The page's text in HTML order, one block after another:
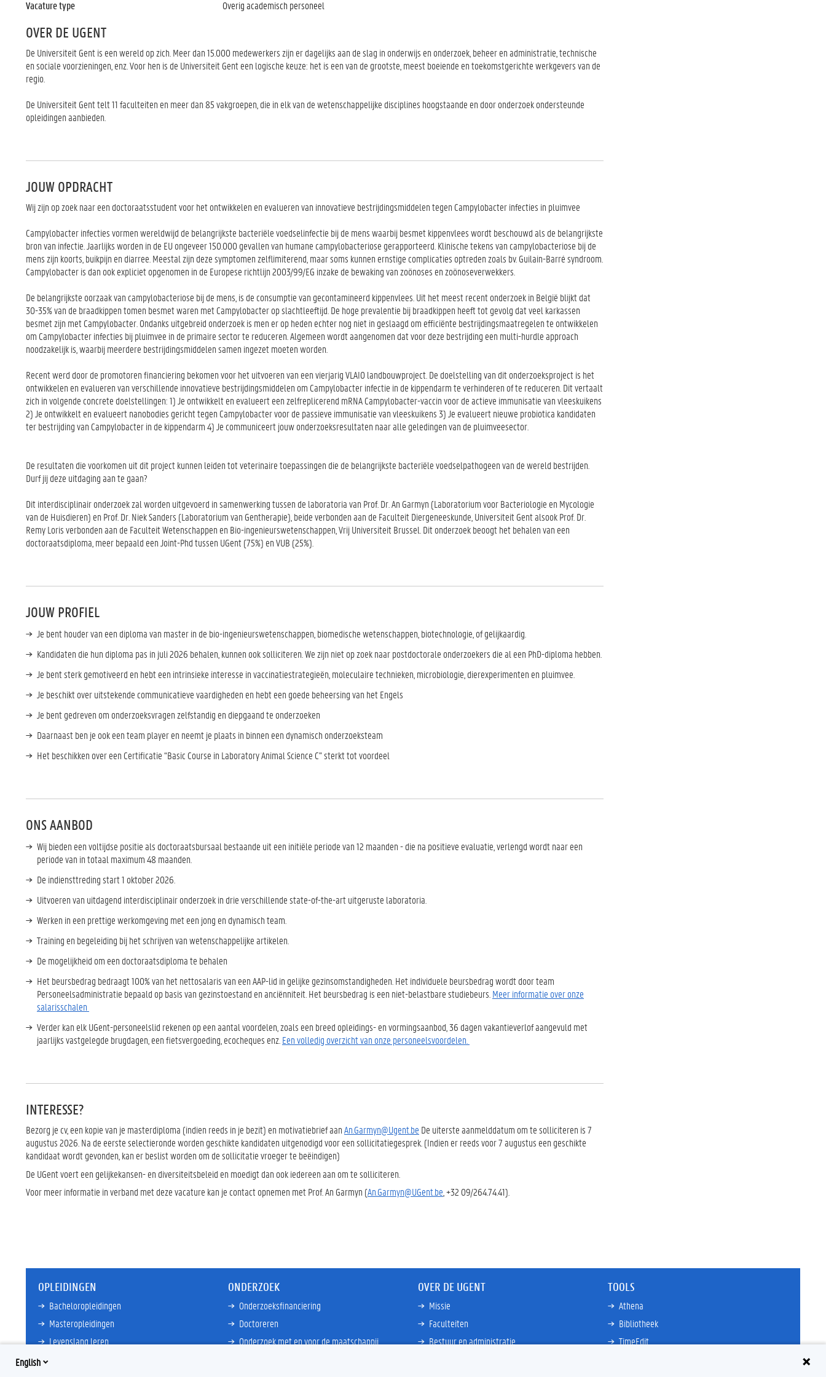
Vacature type
Overig academisch personeel
OVER DE UGENT
De Universiteit Gent is een wereld op zich. Meer dan 15.000 medewerkers zijn er dagelijks aan de slag in onderwijs en onderzoek, beheer en administratie, technische
en sociale voorzieningen, enz. Voor hen is de Universiteit Gent een logische keuze: het is een van de grootste, meest boeiende en toekomstgerichte werkgevers van de
regio.
De Universiteit Gent telt 11 faculteiten en meer dan 85 vakgroepen, die in elk van de wetenschappelijke disciplines hoogstaande en door onderzoek ondersteunde
opleidingen aanbieden.
JOUW OPDRACHT
Wij zijn op zoek naar een doctoraatsstudent voor het ontwikkelen en evalueren van innovatieve bestrijdingsmiddelen tegen Campylobacter infecties in pluimvee
Campylobacter infecties vormen wereldwijd de belangrijkste bacteriële voedselinfectie bij de mens waarbij besmet kippenvlees wordt beschouwd als de belangrijkste
bron van infectie. Jaarlijks worden in de EU ongeveer 150.000 gevallen van humane campylobacteriose gerapporteerd. Klinische tekens van campylobacteriose bij de
mens zijn koorts, buikpijn en diarree. Meestal zijn deze symptomen zelflimiterend, maar soms kunnen ernstige complicaties optreden zoals bv. Guilain-Barré syndroom.
Campylobacter is dan ook expliciet opgenomen in de Europese richtlijn 2003/99/EG inzake de bewaking van zoönoses en zoönoseverwekkers.
De belangrijkste oorzaak van campylobacteriose bij de mens, is de consumptie van gecontamineerd kippenvlees. Uit het meest recent onderzoek in België blijkt dat
30-35% van de braadkippen tomen besmet waren met Campylobacter op slachtleeftijd. De hoge prevalentie bij braadkippen heeft tot gevolg dat veel karkassen
besmet zijn met Campylobacter. Ondanks uitgebreid onderzoek is men er op heden echter nog niet in geslaagd om efficiënte bestrijdingsmaatregelen te ontwikkelen
om Campylobacter infecties bij pluimvee in de primaire sector te reduceren. Algemeen wordt aangenomen dat voor deze bestrijding een multi-hurdle approach
noodzakelijk is, waarbij meerdere bestrijdingsmiddelen samen ingezet moeten worden.
Recent werd door de promotoren financiering bekomen voor het uitvoeren van een vierjarig VLAIO landbouwproject. De doelstelling van dit onderzoeksproject is het
ontwikkelen en evalueren van verschillende innovatieve bestrijdingsmiddelen om Campylobacter infectie in de kippendarm te verhinderen of te reduceren. Dit vertaalt
zich in volgende concrete doelstellingen: 1) Je ontwikkelt en evalueert een zelfreplicerend mRNA Campylobacter-vaccin voor de actieve immunisatie van vleeskuikens
2) Je ontwikkelt en evalueert nanobodies gericht tegen Campylobacter voor de passieve immunisatie van vleeskuikens 3) Je evalueert nieuwe probiotica kandidaten
ter bestrijding van Campylobacter in de kippendarm 4) Je communiceert jouw onderzoeksresultaten naar alle geledingen van de pluimveesector.
De resultaten die voorkomen uit dit project kunnen leiden tot veterinaire toepassingen die de belangrijkste bacteriële voedselpathogeen van de wereld bestrijden.
Durf jij deze uitdaging aan te gaan?
Dit interdisciplinair onderzoek zal worden uitgevoerd in samenwerking tussen de laboratoria van Prof. Dr. An Garmyn (Laboratorium voor Bacteriologie en Mycologie
van de Huisdieren) en Prof. Dr. Niek Sanders (Laboratorium van Gentherapie), beide verbonden aan de Faculteit Diergeneeskunde, Universiteit Gent alsook Prof. Dr.
Remy Loris verbonden aan de Faculteit Wetenschappen en Bio-ingenieurswetenschappen, Vrij Universiteit Brussel. Dit onderzoek beoogt het behalen van een
doctoraatsdiploma, meer bepaald een Joint-Phd tussen UGent (75%) en VUB (25%).
JOUW PROFIEL
Je bent houder van een diploma van master in de bio-ingenieurswetenschappen, biomedische wetenschappen, biotechnologie, of gelijkaardig.
Kandidaten die hun diploma pas in juli 2026 behalen, kunnen ook solliciteren. We zijn niet op zoek naar postdoctorale onderzoekers die al een PhD-diploma hebben.
Je bent sterk gemotiveerd en hebt een intrinsieke interesse in vaccinatiestrategieën, moleculaire technieken, microbiologie, dierexperimenten en pluimvee.
Je beschikt over uitstekende communicatieve vaardigheden en hebt een goede beheersing van het Engels
Je bent gedreven om onderzoeksvragen zelfstandig en diepgaand te onderzoeken
Daarnaast ben je ook een team player en neemt je plaats in binnen een dynamisch onderzoeksteam
Het beschikken over een Certificatie “Basic Course in Laboratory Animal Science C” sterkt tot voordeel
ONS AANBOD
Wij bieden een voltijdse positie als doctoraatsbursaal bestaande uit een initiële periode van 12 maanden - die na positieve evaluatie, verlengd wordt naar een
periode van in totaal maximum 48 maanden.
De indiensttreding start 1 oktober 2026.
Uitvoeren van uitdagend interdisciplinair onderzoek in drie verschillende state-of-the-art uitgeruste laboratoria.
Werken in een prettige werkomgeving met een jong en dynamisch team.
Training en begeleiding bij het schrijven van wetenschappelijke artikelen.
De mogelijkheid om een doctoraatsdiploma te behalen
Het beursbedrag bedraagt 100% van het nettosalaris van een AAP-lid in gelijke gezinsomstandigheden. Het individuele beursbedrag wordt door team
Personeelsadministratie bepaald op basis van gezinstoestand en anciënniteit. Het beursbedrag is een niet-belastbare studiebeurs. Meer informatie over onze
salarisschalen
Verder kan elk UGent-personeelslid rekenen op een aantal voordelen, zoals een breed opleidings- en vormingsaanbod, 36 dagen vakantieverlof aangevuld met
jaarlijks vastgelegde brugdagen, een fietsvergoeding, ecocheques enz. Een volledig overzicht van onze personeelsvoordelen.
INTERESSE?
Bezorg je cv, een kopie van je masterdiploma (indien reeds in je bezit) en motivatiebrief aanAn.Garmyn@Ugent.be De uiterste aanmelddatum om te solliciteren is 7
augustus 2026. Na de eerste selectieronde worden geschikte kandidaten uitgenodigd voor een sollicitatiegesprek. (Indien er reeds voor 7 augustus een geschikte
kandidaat wordt gevonden, kan er beslist worden om de sollicitatie vroeger te beëindigen)
De UGent voert een gelijkekansen- en diversiteitsbeleid en moedigt dan ook iedereen aan om te solliciteren.
Voor meer informatie in verband met deze vacature kan je contact opnemen met Prof. An Garmyn (An.Garmyn@UGent.be , +32 09/264.74.41).
OPLEIDINGEN
Bacheloropleidingen
Masteropleidingen
Levenslang leren
ONDERZOEK
Onderzoeksfinanciering
Doctoreren
Onderzoek met en voor de maatschappij
OVER DE UGENT
Missie
Faculteiten
Bestuur en administratie
TOOLS
Athena
Bibliotheek
TimeEdit
English